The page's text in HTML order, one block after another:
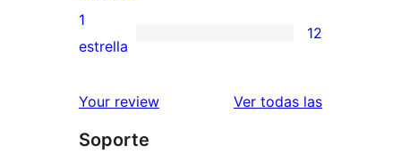
3
estrellas
valoraciones
de
estrellas
12
de
estrellas
1
estrella
12
Your review Ver todas lasreseñas
Soporte